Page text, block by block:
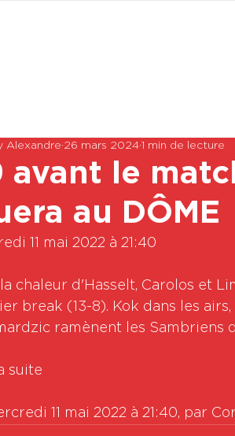
avant le
au DÔME
Alexandre 26 mars 2024 1 min de lecture
11 mai 2022 à 21:40
la chaleur d'Hasselt, Carolos et
break (13-8). Kok dans les
ramènent les Sambriens
suite
11 mai 2022 à 21:40, par